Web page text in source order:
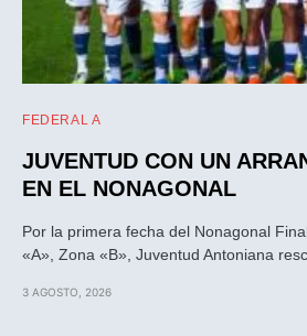
FEDERAL A
JUVENTUD CON UN
EN EL NONAGONAL
Por la primera fecha del Nonagonal
«A», Zona «B», Juventud Antoniana
3 AGOSTO, 2026